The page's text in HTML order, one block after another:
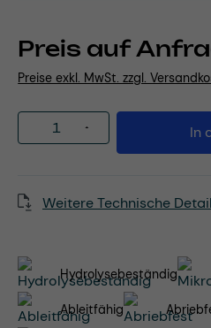
Preis auf
Preise exkl. MwSt. zzgl.
Produkt Anzahl: In
Weitere Technische
Hydrolysebeständig
Ableitfähig